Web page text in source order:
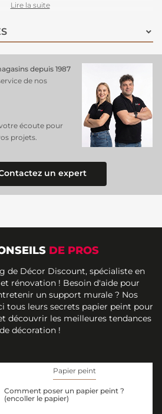
lumineuse et apaisante, idéale pour
permet une pose facile et rapide,
colle sur le mur. Parfait pour ceux qui
harmonieusement à de nombreux styles
Lire la suite
depuis 1987
de nos
écoute pour
projets.
un expert
DE PROS
de Décor Discount, spécialiste en
rénovation ! Besoin d'aide pour
un support murale ? Nos
tous leurs secrets papier peint pour
découvrir les meilleures tendances
de décoration !
Papier peint
Comment poser un papier peint ?
(encoller le papier)